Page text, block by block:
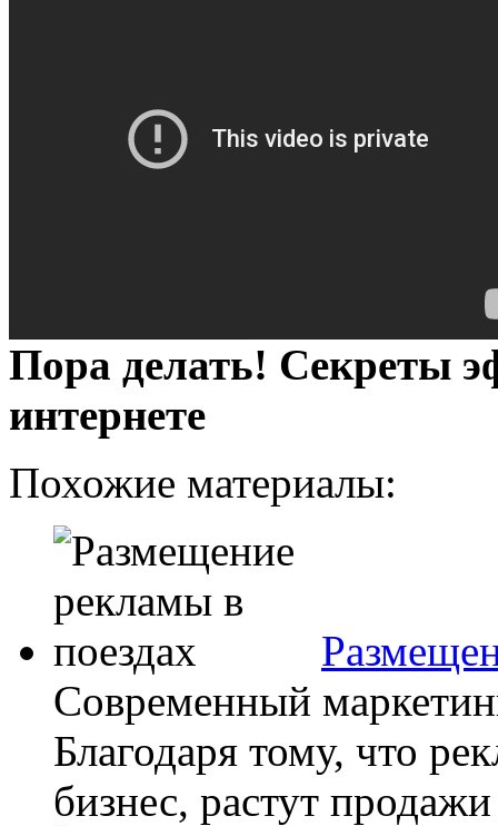
Пора делать! Секреты
интернете
Похожие материалы:
Современный
Благодаря тому, что
бизнес, растут